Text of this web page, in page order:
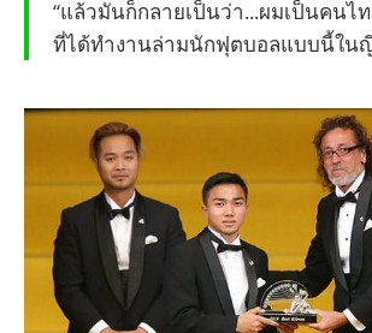
“แล้วมันก็กลายเป็นว่า...ผมเป็นคนไ
ที่ได้ทำงานล่ามนักฟุตบอลแบบนี้ใน